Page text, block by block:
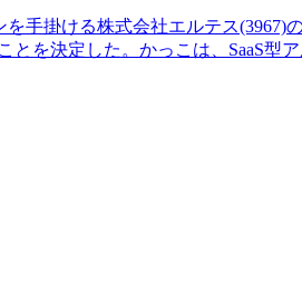
手掛ける株式会社エルテス(3967)
を決定した。かっこは、SaaS型